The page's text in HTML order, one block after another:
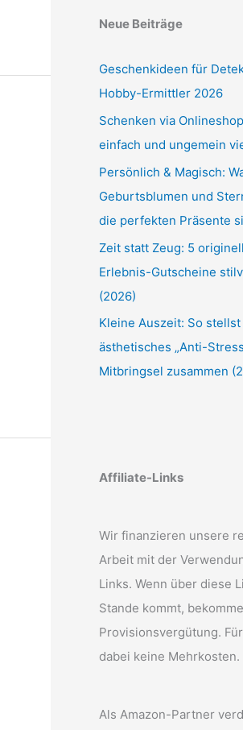
Neue Beiträge
Geschenkideen für
Hobby-Ermittler 2026
Schenken via
einfach und ungemein
Persönlich & Magisch:
Geburtsblumen und
die perfekten Präsente
Zeit statt Zeug: 5
Erlebnis-Gutscheine
(2026)
Kleine Auszeit: So
ästhetisches „Anti-
Mitbringsel zusammen
Affiliate-Links
Wir finanzieren unsere
Arbeit mit der
Links. Wenn über diese
Stande kommt,
Provisionsvergütung.
dabei keine Mehrkosten.
Als Amazon-Partner